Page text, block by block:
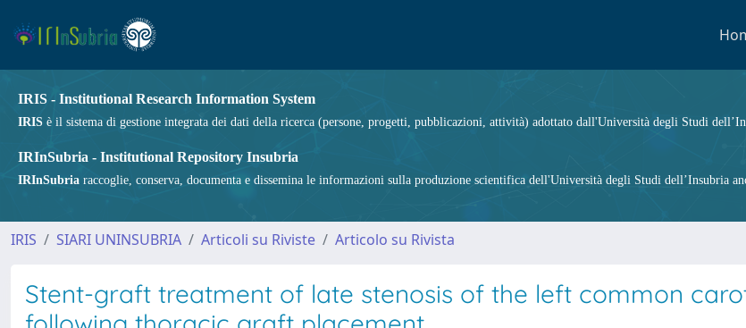
IRIS - Institutional Research Information System
IRIS è il sistema di gestione integrata dei dati della ricerca (persone, progetti, pubblicazioni, attività) adottato dall'Università degli Studi
IRInSubria - Institutional Repository Insubria
IRInSubria raccoglie, conserva, documenta e dissemina le informazioni sulla produzione scientifica dell'Università degli Studi dell’Insubria
IRIS SIARI UNINSUBRIA Articoli su Riviste Articolo su Rivista
Stent-graft treatment of late stenosis of the left common